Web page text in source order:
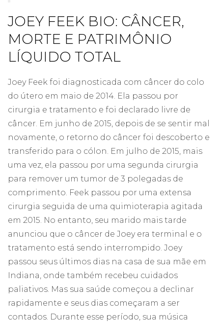
JOEY FEEK BIO: CÂNCER,
MORTE E PATRIMÔNIO
LÍQUIDO TOTAL
Joey Feek foi diagnosticada com câncer do colo
do útero em maio de 2014. Ela passou por
cirurgia e tratamento e foi declarado livre de
câncer. Em junho de 2015, depois de se sentir mal
novamente, o retorno do câncer foi descoberto e
transferido para o cólon. Em julho de 2015, mais
uma vez, ela passou por uma segunda cirurgia
para remover um tumor de 3 polegadas de
comprimento. Feek passou por uma extensa
cirurgia seguida de uma quimioterapia agitada
em 2015. No entanto, seu marido mais tarde
anunciou que o câncer de Joey era terminal e o
tratamento está sendo interrompido. Joey
passou seus últimos dias na casa de sua mãe em
Indiana, onde também recebeu cuidados
paliativos. Mas sua saúde começou a declinar
rapidamente e seus dias começaram a ser
contados. Durante esse período, sua música